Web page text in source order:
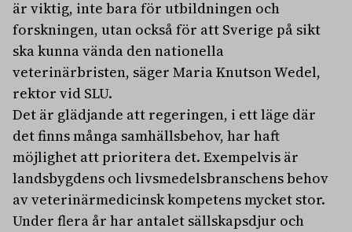
är viktig, inte bara för utbildningen och
forskningen, utan också för att Sverige på sikt
ska kunna vända den nationella
veterinärbristen, säger Maria Knutson Wedel,
rektor vid SLU.
Det är glädjande att regeringen, i ett läge där
det finns många samhällsbehov, har haft
möjlighet att prioritera det. Exempelvis är
landsbygdens och livsmedelsbranschens behov
av veterinärmedicinsk kompetens mycket stor.
Under flera år har antalet sällskapsdjur och